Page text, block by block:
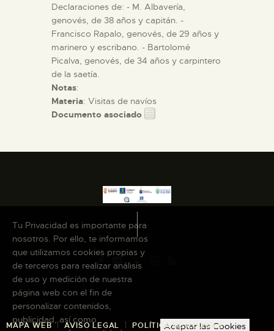
Declaraciones de: - M. Albavería,
genovés, de 38 años y capitán. -
Francisco Rapalo, genovés, de 29 años y
marinero y escribano. - Bartolomé
Picalva, genovés, de 34 años y carpintero
de la saetía.
Notas:
Materia: Visitas de navíos
Documento asociado
MAPA WEB AVISO LEGAL POLÍTICA DE COOKIES
Tu Privacidad es importante para
nosotros. Por ello, te informamos
que utilizamos cookies propias y
de terceros para realizar análisis
de uso y medición de nuestra
página web con el fin de
personalizar contenidos,
publicidad, así como
Aceptar las Cookies